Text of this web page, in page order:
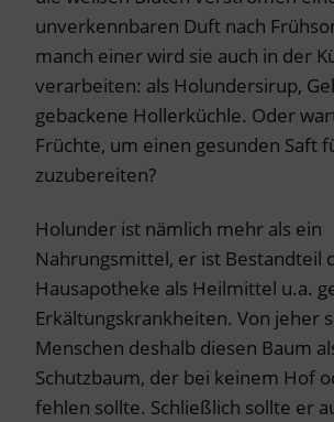
unverkennbaren Duft nach
manch einer wird sie auch in der
verarbeiten: als Holundersirup,
gebackene Hollerküchle. Oder
Früchte, um einen gesunden Saft
zuzubereiten?
Holunder ist nämlich mehr als ein
Nahrungsmittel, er ist Bestandteil
Hausapotheke als Heilmittel u.a.
Erkältungskrankheiten. Von jeher
Menschen deshalb diesen Baum
Schutzbaum, der bei keinem Hof
fehlen sollte. Schließlich sollte er